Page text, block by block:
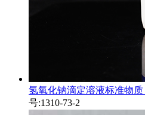
氢氧化钠滴定溶液标准物质
号:1310-73-2